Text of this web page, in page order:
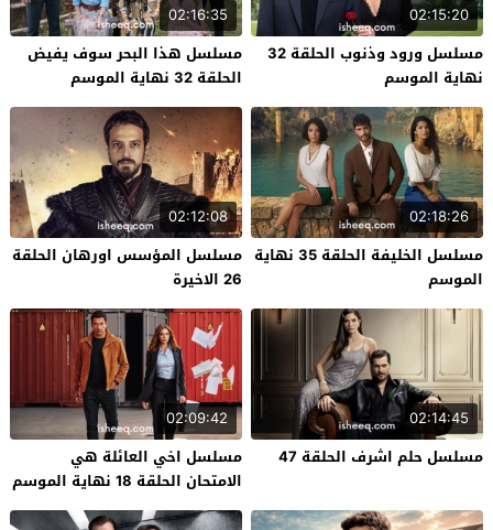
02:15:20
مسلسل ورود وذنوب الحلقة 32
نهاية الموسم
02:16:35
مسلسل هذا البحر سوف يفيض
الحلقة 32 نهاية الموسم
02:18:26
مسلسل الخليفة الحلقة 35 نهاية
الموسم
02:12:08
مسلسل المؤسس اورهان الحلقة
26 الاخيرة
02:14:45
مسلسل حلم اشرف الحلقة 47
02:09:42
مسلسل اخي العائلة هي
الامتحان الحلقة 18 نهاية الموسم